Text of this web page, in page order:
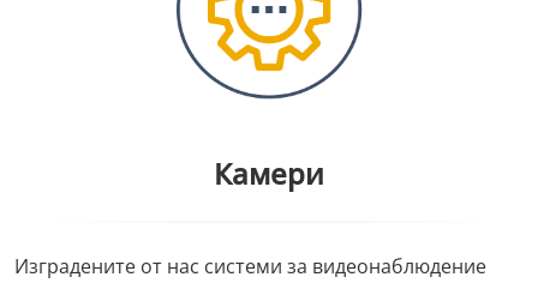
Камери
Изградените от нас системи за видеонаблюдение